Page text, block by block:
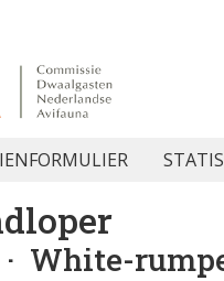
· White-